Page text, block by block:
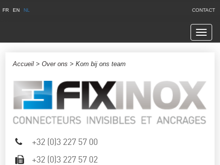
FR EN NL CONTACT
Accueil >Over ons > Kom bij ons team
+32 (0)3 227 57 00
+32 (0)3 227 57 02